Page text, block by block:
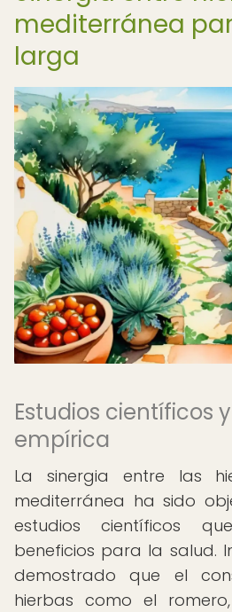
mediterránea
larga
Estudios científicos
empírica
La sinergia entre las
mediterránea ha sido
estudios científicos
beneficios para la salud.
demostrado que el
hierbas como el